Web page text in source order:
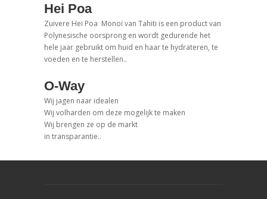
Hei Poa
Zuivere Hei Poa Monoï van Tahiti is een product van
Polynesische oorsprong en wordt gedurende het
hele jaar gebruikt om huid en haar te hydrateren, te
voeden en te herstellen..
O-Way
Wij jagen naar idealen
Wij volharden om deze mogelijk te maken
Wij brengen ze op de markt
in transparantie..